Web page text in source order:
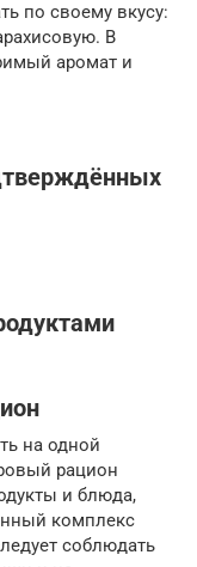
по своему вкусу:
В
аромат и
на одной
рацион
и блюда,
комплекс
соблюдать